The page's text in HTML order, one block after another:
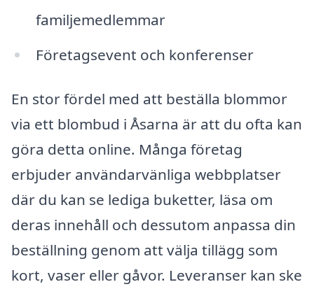
familjemedlemmar
Företagsevent och konferenser
En stor fördel med att beställa blommor
via ett blombud i Åsarna är att du ofta kan
göra detta online. Många företag
erbjuder användarvänliga webbplatser
där du kan se lediga buketter, läsa om
deras innehåll och dessutom anpassa din
beställning genom att välja tillägg som
kort, vaser eller gåvor. Leveranser kan ske